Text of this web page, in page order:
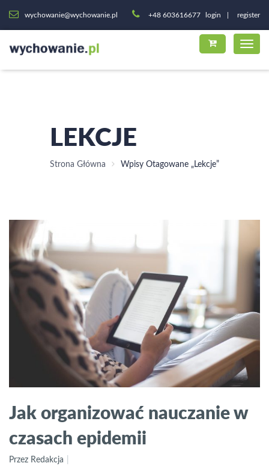
wychowanie@wychowanie.pl +48 603616677 login register
LEKCJE
Strona Główna Wpisy Otagowane „lekcje”
Jak organizować nauczanie w
czasach epidemii
Przez Redakcja